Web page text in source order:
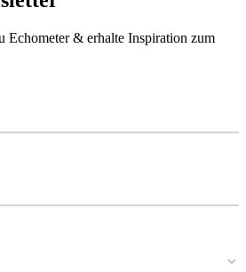
Echometer & erhalte Inspiration zum